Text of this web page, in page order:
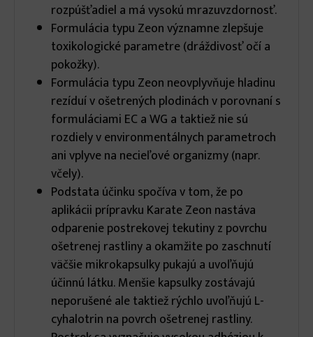
rozpúšťadiel a má vysokú mrazuvzdornosť.
Formulácia typu Zeon významne zlepšuje
toxikologické parametre (dráždivosť očí a
pokožky).
Formulácia typu Zeon neovplyvňuje hladinu
rezíduí v ošetrených plodinách v porovnaní s
formuláciami EC a WG a taktiež nie sú
rozdiely v environmentálnych parametroch
ani vplyve na necieľové organizmy (napr.
včely).
Podstata účinku spočíva v tom, že po
aplikácii prípravku Karate Zeon nastáva
odparenie postrekovej tekutiny z povrchu
ošetrenej rastliny a okamžite po zaschnutí
väčšie mikrokapsulky pukajú a uvoľňujú
účinnú látku. Menšie kapsulky zostávajú
neporušené ale taktiež rýchlo uvoľňujú L-
cyhalotrin na povrch ošetrenej rastliny.